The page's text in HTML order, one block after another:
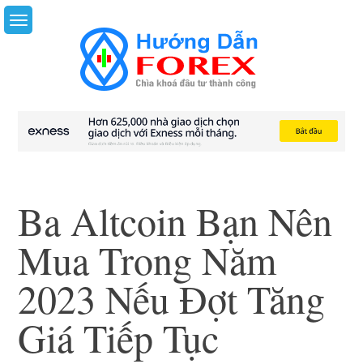
Skip
to
Ba Altcoin Bạn Nên
Mua Trong Năm
2023 Nếu Đợt Tăng
Giá Tiếp Tục